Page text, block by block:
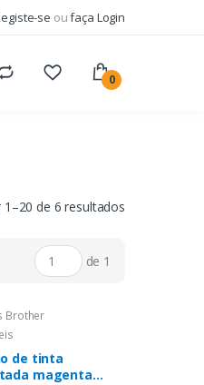
se oufaça Login
0
de 6 resultados
de 1
Brother
de tinta
magenta